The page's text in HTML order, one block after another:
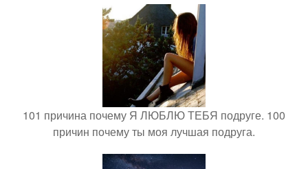
101 причина почему Я ЛЮБЛЮ ТЕБЯ подруге. 100
причин почему ты моя лучшая подруга.